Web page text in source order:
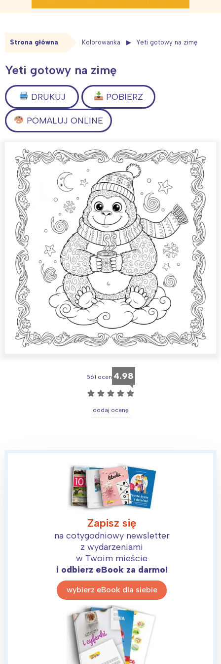
Strona główna Kolorowanka Yeti gotowy na zimę
Yeti gotowy na zimę
DRUKUJ POBIERZ
POMALUJ ONLINE
561 ocen 4.98
☆ ☆ ☆ ☆ ☆
dodaj ocenę
Zapisz się
na cotygodniowy newsletter
z wydarzeniami
w Twoim mieście
i odbierz eBook za darmo!
wybierz eBook dla siebie